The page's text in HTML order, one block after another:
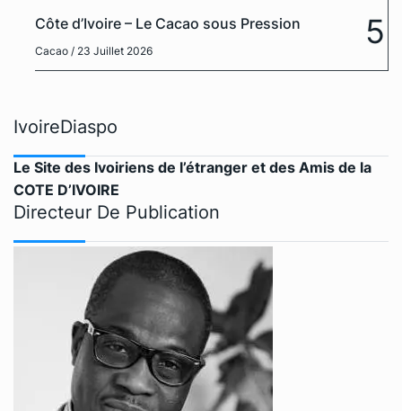
Côte d’Ivoire – Le Cacao sous Pression
Cacao / 23 Juillet 2026 5
IvoireDiaspo
Le Site des Ivoiriens de l’étranger et des Amis de la
COTE D’IVOIRE
Directeur De Publication